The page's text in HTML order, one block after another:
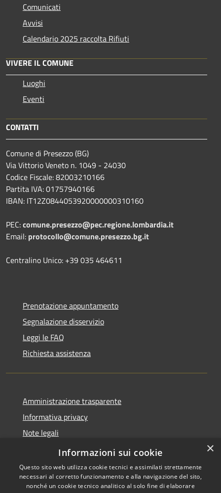
Comunicati
Avvisi
Calendario 2025 raccolta Rifiuti
VIVERE IL COMUNE
Luoghi
Eventi
CONTATTI
Comune di Presezzo (BG)
Via Vittorio Veneto n. 1049 - 24030
Codice Fiscale: 82003210166
Partita IVA: 01757940166
IBAN: IT12Z0844053920000000310160
PEC:comune.presezzo@pec.regione.lombardia.it
Email: protocollo@comune.presezzo.bg.it
Centralino Unico: +39 035 464611
Prenotazione appuntamento
Segnalazione disservizio
Leggi le FAQ
Richiesta assistenza
Amministrazione trasparente
Informativa privacy
Note legali
Dichiarazione di accessibilità
×
Informazioni sui cookie
Questo sito web utilizza cookie tecnici e assimilati strettamente
necessari al corretto funzionamento e alla navigazione del sito,
nonché un cookie tecnico analitico al solo fine di elaborare